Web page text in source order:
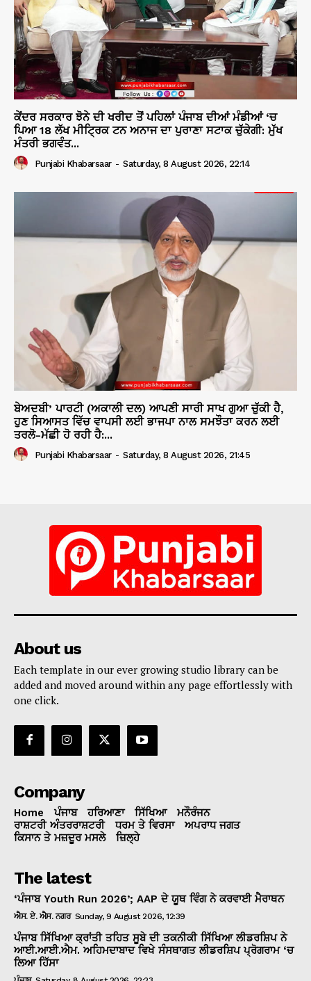
ਕੇਂਦਰ ਸਰਕਾਰ ਝੋਨੇ ਦੀ ਖਰੀਦ ਤੋਂ ਪਹਿਲਾਂ ਪੰਜਾਬ ਦੀਆਂ ਮੰਡੀਆਂ ‘ਚ
ਪਿਆ 18 ਲੱਖ ਮੀਟ੍ਰਿਕ ਟਨ ਅਨਾਜ ਦਾ ਪੁਰਾਣਾ ਸਟਾਕ ਚੁੱਕੇਗੀ: ਮੁੱਖ
ਮੰਤਰੀ ਭਗਵੰਤ...
Punjabi Khabarsaar - Saturday, 8 August 2026, 22:14
ਬੇਅਦਬੀ’ ਪਾਰਟੀ (ਅਕਾਲੀ ਦਲ) ਆਪਣੀ ਸਾਰੀ ਸਾਖ ਗੁਆ ਚੁੱਕੀ ਹੈ,
ਹੁਣ ਸਿਆਸਤ ਵਿੱਚ ਵਾਪਸੀ ਲਈ ਭਾਜਪਾ ਨਾਲ ਸਮਝੌਤਾ ਕਰਨ ਲਈ
ਤਰਲੋ-ਮੱਛੀ ਹੋ ਰਹੀ ਹੈ:...
Punjabi Khabarsaar - Saturday, 8 August 2026, 21:45
About us
Each template in our ever growing studio library can be
added and moved around within any page effortlessly with
one click.
Company
Home ਪੰਜਾਬ ਹਰਿਆਣਾ ਸਿੱਖਿਆ
ਮਨੌਰੰਜਨ
ਰਾਸ਼ਟਰੀ ਅੰਤਰਰਾਸ਼ਟਰੀ
ਧਰਮ ਤੇ ਵਿਰਸਾ
ਅਪਰਾਧ ਜਗਤ
ਕਿਸਾਨ ਤੇ ਮਜ਼ਦੂਰ ਮਸਲੇ
ਜ਼ਿਲ੍ਹੇ
The latest
‘ਪੰਜਾਬ Youth Run 2026’; AAP ਦੇ ਯੂਥ ਵਿੰਗ ਨੇ ਕਰਵਾਈ ਮੈਰਾਥਨ
ਐਸ. ਏ. ਐਸ. ਨਗਰ Sunday, 9 August 2026, 12:39
ਪੰਜਾਬ ਸਿੱਖਿਆ ਕ੍ਰਾਂਤੀ ਤਹਿਤ ਸੂਬੇ ਦੀ ਤਕਨੀਕੀ ਸਿੱਖਿਆ ਲੀਡਰਸ਼ਿਪ ਨੇ
ਆਈ.ਆਈ.ਐਮ. ਅਹਿਮਦਾਬਾਦ ਵਿਖੇ ਸੰਸਥਾਗਤ ਲੀਡਰਸ਼ਿਪ ਪ੍ਰੋਗਰਾਮ ‘ਚ
ਲਿਆ ਹਿੱਸਾ